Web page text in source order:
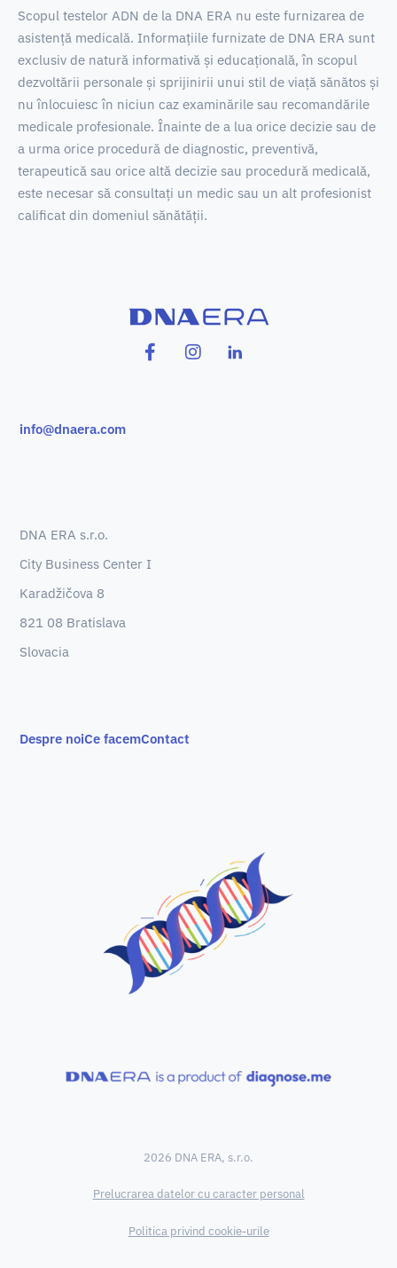
Scopul testelor ADN de la DNA ERA nu este furnizarea de
asistență medicală. Informațiile furnizate de DNA ERA sunt
exclusiv de natură informativă și educațională, în scopul
dezvoltării personale și sprijinirii unui stil de viață sănătos și
nu înlocuiesc în niciun caz examinările sau recomandările
medicale profesionale. Înainte de a lua orice decizie sau de
a urma orice procedură de diagnostic, preventivă,
terapeutică sau orice altă decizie sau procedură medicală,
este necesar să consultați un medic sau un alt profesionist
calificat din domeniul sănătății.
info@dnaera.com
DNA ERA s.r.o.
City Business Center I
Karadžičova 8
821 08 Bratislava
Slovacia
Despre noiCe facemContact
2026 DNA ERA, s.r.o.
Prelucrarea datelor cu caracter personal
Politica privind cookie-urile